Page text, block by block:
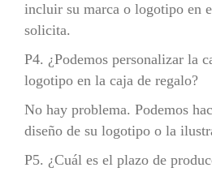
incluir su marca o logotipo en
solicita.
P4. ¿Podemos personalizar la
logotipo en la caja de regalo?
No hay problema. Podemos
diseño de su logotipo o la
P5. ¿Cuál es el plazo de